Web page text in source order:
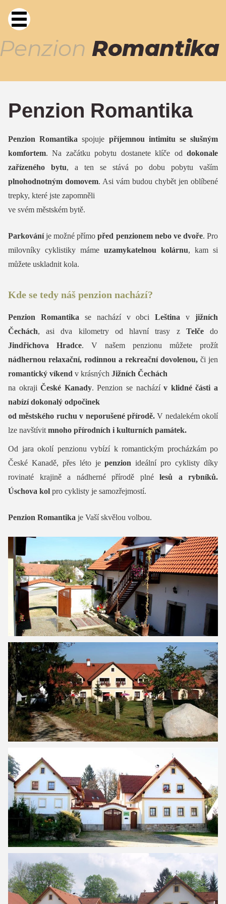
Penzion Romantika
Penzion Romantika spojuje příjemnou intimitu se slušným
komfortem. Na začátku pobytu dostanete klíče od dokonale
zařízeného bytu, a ten se stává po dobu pobytu vaším
plnohodnotným domovem. Asi vám budou chybět jen oblíbené
trepky, které jste zapomněli
ve svém městském bytě.
Parkováníje možné přímopřed penzionem nebo ve dvoře. Pro
milovníky cyklistiky máme uzamykatelnou kolárnu, kam si
můžete uskladnit kola.
Kde se tedy náš penzion nachází?
Penzion Romantika se nachází v obciLeštinav jižních
Čechách, asi dva kilometry od hlavní trasy z Telčedo
Jindřichova Hradce. V našem penzionu můžete prožít
nádhernou relaxační, rodinnou a rekreační dovolenou, či jen
romantický víkend v krásných Jižních Čechách
na okrajiČeské Kanady. Penzion se nacházív klidné části a
nabízí dokonalý odpočinek
od městského ruchu v neporušené přírodě.V nedalekém okolí
lze navštívit mnoho přírodních i kulturních památek.
Od jara okolí penzionu vybízí k romantickým procházkám po
České Kanadě, přes léto jepenzion ideální pro cyklisty díky
rovinaté krajině a nádherné přírodě plné lesů a rybníků.
Úschova kol pro cyklisty je samozřejmostí.
Penzion Romantika je Vaší skvělou volbou.